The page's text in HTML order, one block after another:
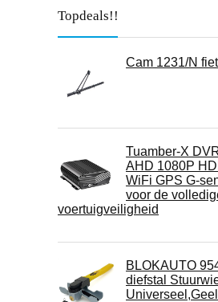
Topdeals!!
Cam 1231/N
Tuamber-X
AHD 1080P
WiFi GPS G-
voor de
voertuigveiligheid
BLOKAUTO
diefstal
Universeel,Geel